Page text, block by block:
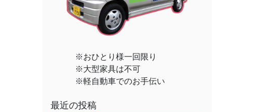
※おひとり様一回限り
※大型家具は不可
※軽自動車でのお手伝い
最近の投稿